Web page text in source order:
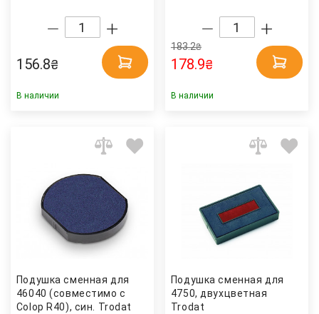
156.8₴
В наличии
183.2₴
178.9₴
В наличии
Подушка сменная для
46040 (совместимо с
Colop R40), син. Trodat
Подушка сменная для
4750, двухцветная
Trodat